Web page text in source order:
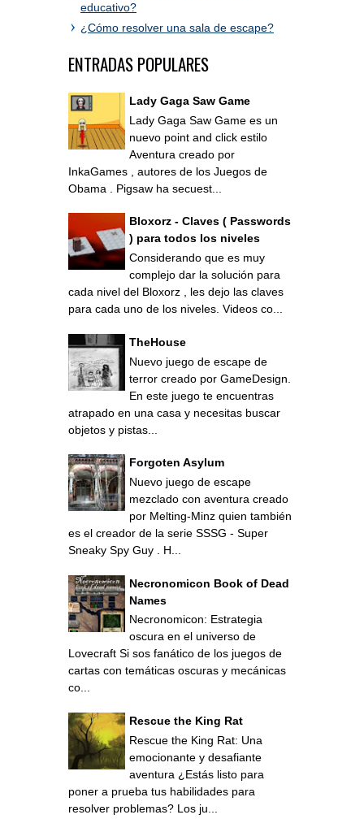
educativo?
¿Cómo resolver una sala de escape?
ENTRADAS POPULARES
Lady Gaga Saw Game
Lady Gaga Saw Game es un
nuevo point and click estilo
Aventura creado por
InkaGames , autores de los Juegos de
Obama . Pigsaw ha secuest...
Bloxorz - Claves ( Passwords
) para todos los niveles
Considerando que es muy
complejo dar la solución para
cada nivel del Bloxorz , les dejo las claves
para cada uno de los niveles. Videos co...
TheHouse
Nuevo juego de escape de
terror creado por GameDesign.
En este juego te encuentras
atrapado en una casa y necesitas buscar
objetos y pistas...
Forgoten Asylum
Nuevo juego de escape
mezclado con aventura creado
por Melting-Minz quien también
es el creador de la serie SSSG - Super
Sneaky Spy Guy . H...
Necronomicon Book of Dead
Names
Necronomicon: Estrategia
oscura en el universo de
Lovecraft Si sos fanático de los juegos de
cartas con temáticas oscuras y mecánicas
co...
Rescue the King Rat
Rescue the King Rat: Una
emocionante y desafiante
aventura ¿Estás listo para
poner a prueba tus habilidades para
resolver problemas? Los ju...